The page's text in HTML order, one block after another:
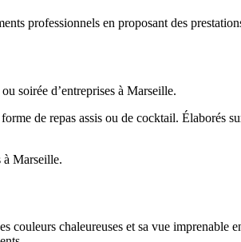
professionnels en proposant des
soirée d’entreprises à Marseille.
de repas assis ou de cocktail. Élaborés
à Marseille.
couleurs chaleureuses et sa vue